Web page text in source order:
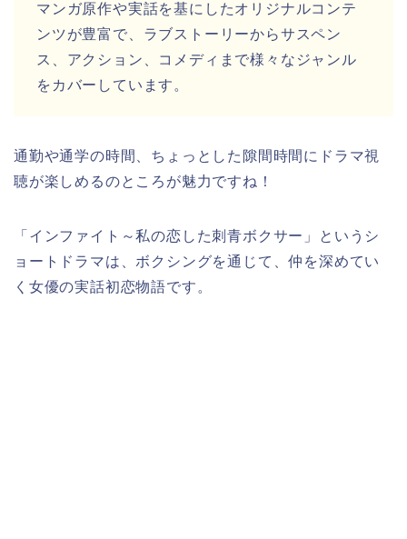
マンガ原作や実話を基にしたオリジナルコンテ
ンツが豊富で、ラブストーリーからサスペン
ス、アクション、コメディまで様々なジャンル
をカバーしています。
通勤や通学の時間、ちょっとした隙間時間にドラマ視
聴が楽しめるのところが魅力ですね！
「インファイト～私の恋した刺青ボクサー」というシ
ョートドラマは、ボクシングを通じて、仲を深めてい
く女優の実話初恋物語です。